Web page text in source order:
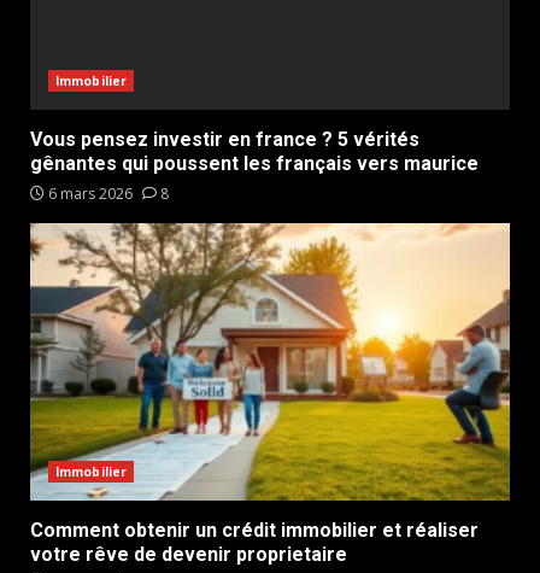
Immobilier
Vous pensez investir en france ? 5 vérités
gênantes qui poussent les français vers maurice
6 mars 2026 8
Immobilier
Comment obtenir un crédit immobilier et réaliser
votre rêve de devenir proprietaire